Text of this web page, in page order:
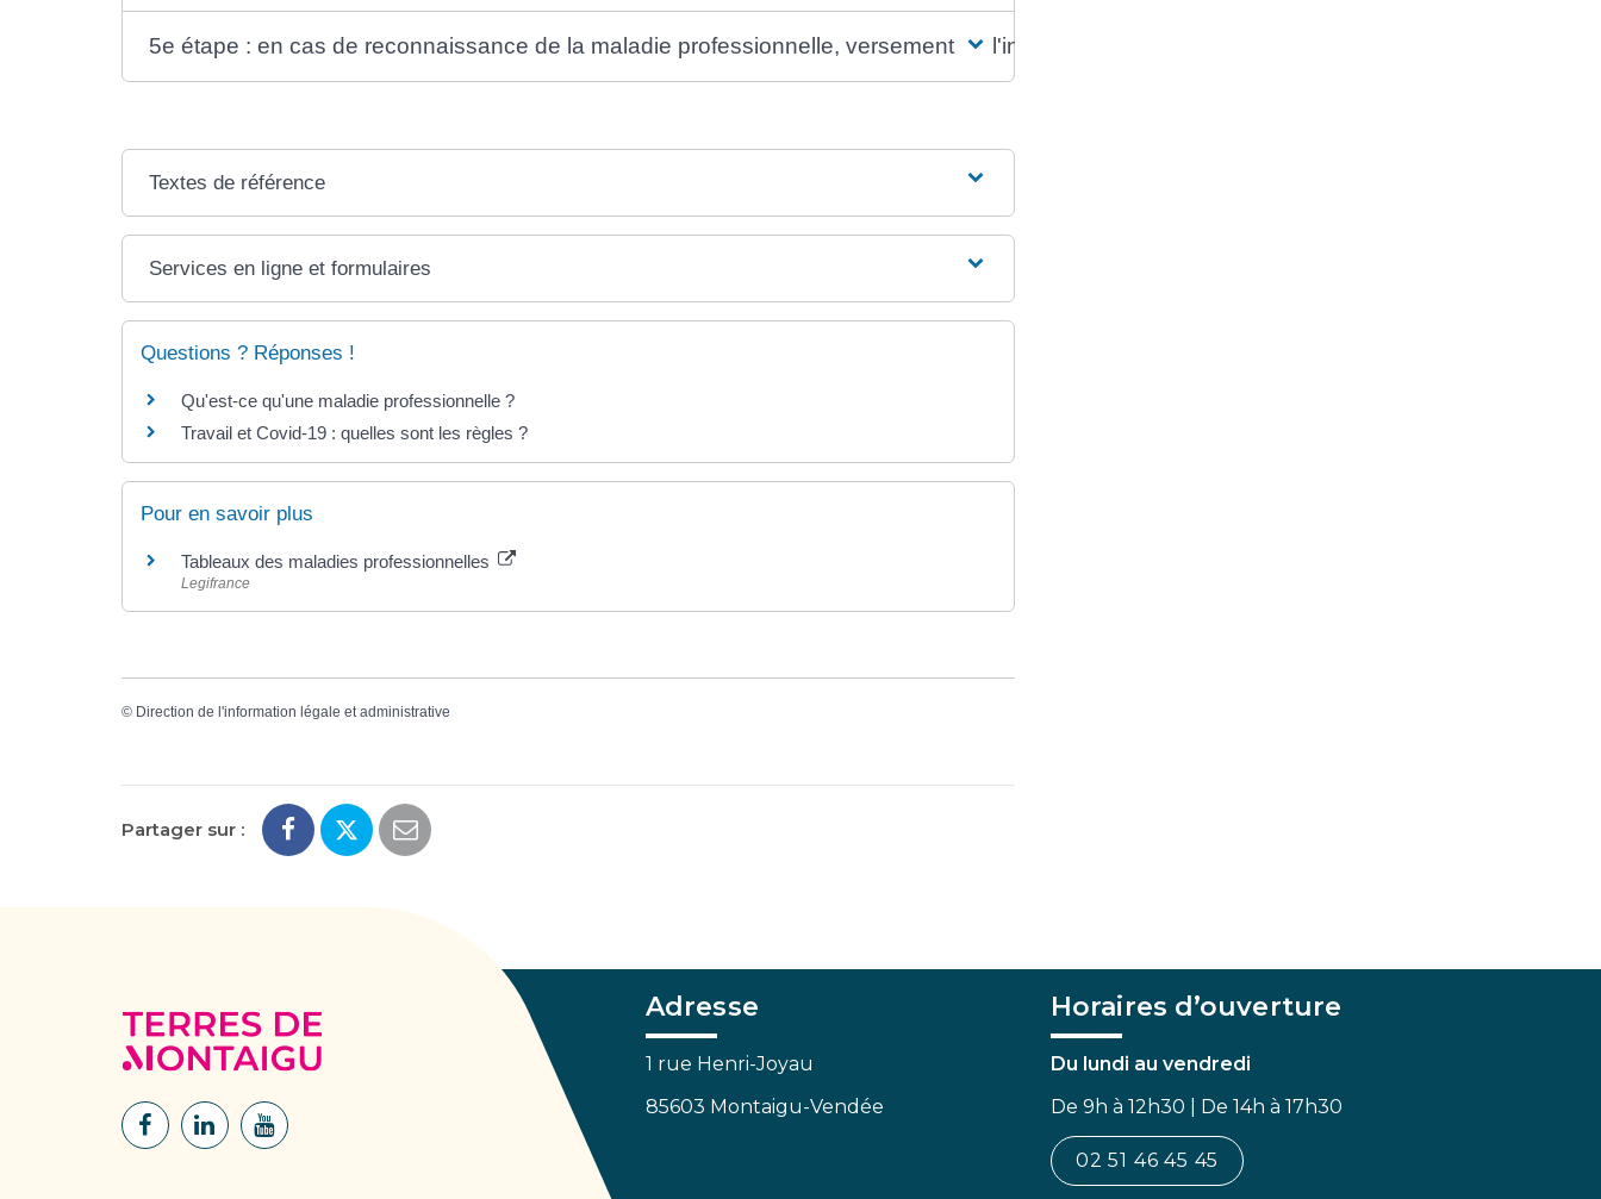
5e étape : en cas de reconnaissance de la maladie professionnelle, versement de l'indemnisation et gratuité des soins
Textes de référence
Services en ligne et formulaires
Questions ? Réponses !
Qu'est-ce qu'une maladie professionnelle ?
Travail et Covid-19 : quelles sont les règles ?
Pour en savoir plus
Tableaux des maladies professionnelles
Legifrance
© Direction de l'information légale et administrative
Partager sur :
Lien
Lien
Lien
Adresse
1 rue Henri-Joyau
85603 Montaigu-Vendée
Horaires d’ouverture
Du lundi au vendredi
De 9h à 12h30 | De 14h à 17h30
02 51 46 45 45